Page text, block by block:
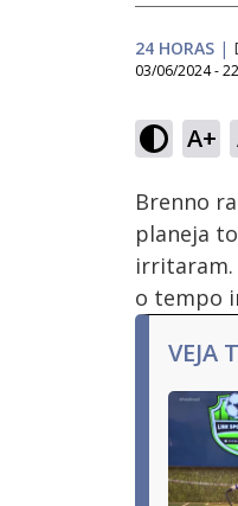
24 HORAS |
03/06/2024 -
A+
Brenno
planeja
irritaram.
o tempo
VEJA